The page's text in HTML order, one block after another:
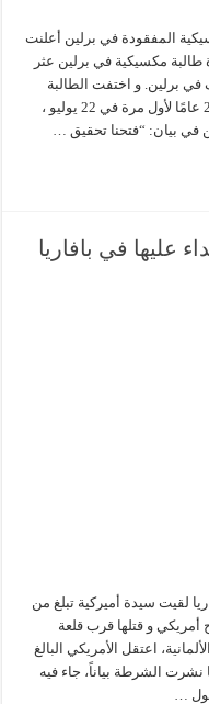
المفقودة في برلين أعلنت
طالبة مكسيكية في برلين عثر
برلين. و اختفت الطالبة
المدعوة “ماريا فرناندا سانشيز” والتي تبلغ 24 عامًا لأول مرة في 22 يوليو ،
في بيان: “فتحنا تحقيق …
عليها في بافاريا
لقيت سيدة أميركية تبلغ من
أمريكي و قتلها قرب قلعة
اعتقل الأمريكي البالغ
كما نشرت الشرطة بياناً، جاء فيه